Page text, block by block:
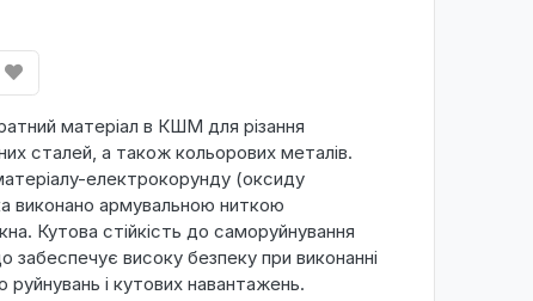
матеріал в КШМ для різання
сталей, а також кольорових металів.
електрокорунду (оксиду
виконано армувальною ниткою
Кутова стійкість до саморуйнування
забеспечує високу безпеку при виконанні
руйнувань і кутових навантажень.